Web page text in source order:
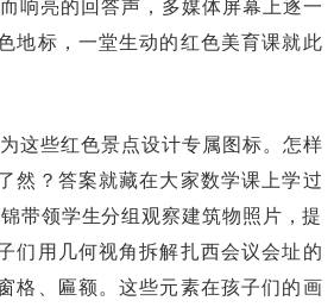
响亮的回答声，多媒体屏幕上逐一
地标，一堂生动的红色美育课就此
这些红色景点设计专属图标。怎样
然？答案就藏在大家数学课上学过
带领学生分组观察建筑物照片，提
们用几何视角拆解扎西会议会址的
格、匾额。这些元素在孩子们的画